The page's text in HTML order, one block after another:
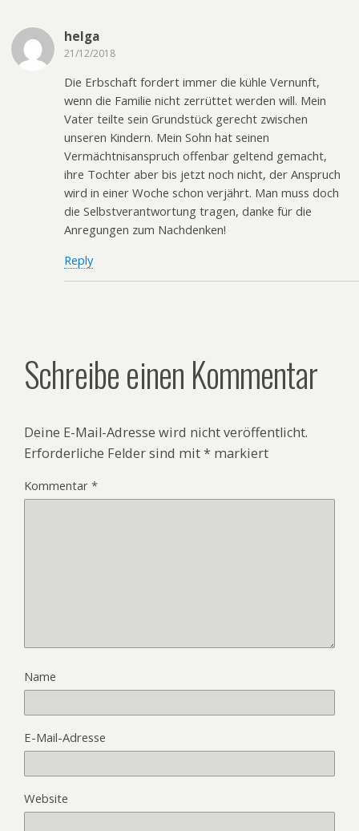
helga
21/12/2018
Die Erbschaft fordert immer die kühle Vernunft,
wenn die Familie nicht zerrüttet werden will. Mein
Vater teilte sein Grundstück gerecht zwischen
unseren Kindern. Mein Sohn hat seinen
Vermächtnisanspruch offenbar geltend gemacht,
ihre Tochter aber bis jetzt noch nicht, der Anspruch
wird in einer Woche schon verjährt. Man muss doch
die Selbstverantwortung tragen, danke für die
Anregungen zum Nachdenken!
Reply
Schreibe einen Kommentar
Deine E-Mail-Adresse wird nicht veröffentlicht.
Erforderliche Felder sind mit* markiert
Kommentar *
Name
E-Mail-Adresse
Website